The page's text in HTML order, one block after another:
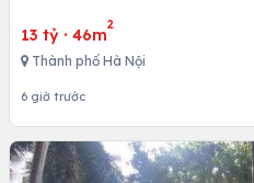
13 tỷ · 46m
2
Thành phố Hà Nội
6 giờ trước